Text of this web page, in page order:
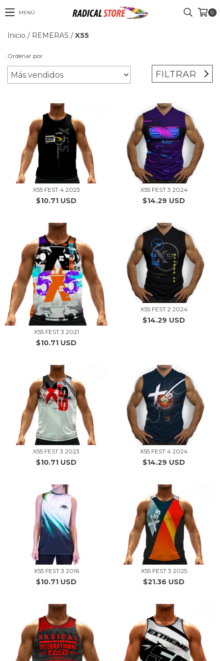
MENÚ 0
Inicio / REMERAS / X55
Ordenar por
FILTRAR
X55 FEST 4 2023
$10.71 USD
X55 FEST 3 2024
$14.29 USD
X55 FEST 3 2021
$10.71 USD
X55 FEST 2 2024
$14.29 USD
X55 FEST 3 2023
$10.71 USD
X55 FEST 4 2024
$14.29 USD
X55 FEST 3 2016
$10.71 USD
X55 FEST 3 2025
$21.36 USD